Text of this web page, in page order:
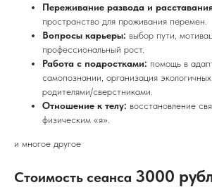
Переживание развода и
пространство для проживания перемен.
Вопросы карьеры: выбор пути,
профессиональный рост.
Работа с подростками: помощь в
самопознании, организация
родителями/сверстниками.
Отношение к телу: восстановление
физическим «я».
и многое другое
Стоимость сеанса 3000